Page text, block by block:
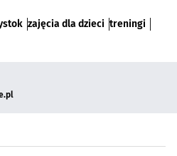
zajęcia dla dzieci treningi